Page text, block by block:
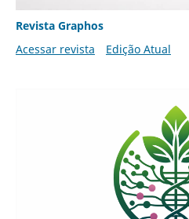
Revista Graphos
Acessar revista
Edição Atual